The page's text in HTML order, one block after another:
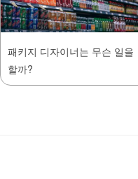
패키지 디자이너는 무슨 일을
할까?